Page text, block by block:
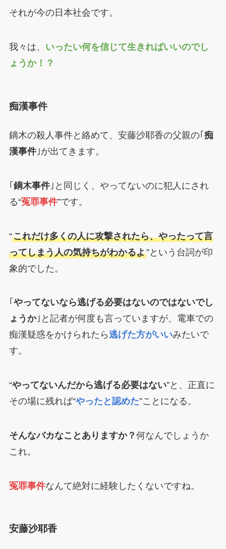
それが今の日本社会です。
我々は、 いったい何を信じて生きればいいのでし
ょうか！？
痴漢事件
鏑木の殺人事件と絡めて、安藤沙耶香の父親の｢ 痴
漢事件｣が出てきます。
｢ 鏑木事件｣と同じく、やってないのに犯人にされ
る“冤罪事件”です。
“これだけ多くの人に攻撃されたら、やったって言
ってしまう人の気持ちがわかるよ”という台詞が印
象的でした。
｢ やってないなら逃げる必要はないのではないでし
ょうか｣と記者が何度も言っていますが、電車での
痴漢疑惑をかけられたら逃げた方がいいみたいで
す。
“やってないんだから逃げる必要はない”と、正直に
その場に残れば“やったと認めた”ことになる。
そんなバカなことありますか？ 何なんでしょうか
これ。
冤罪事件なんて絶対に経験したくないですね。
安藤沙耶香